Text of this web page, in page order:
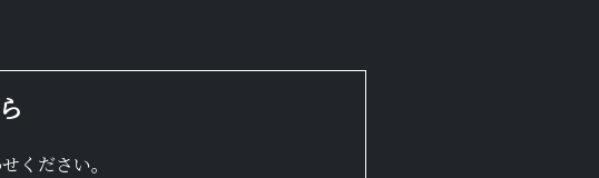
ください。